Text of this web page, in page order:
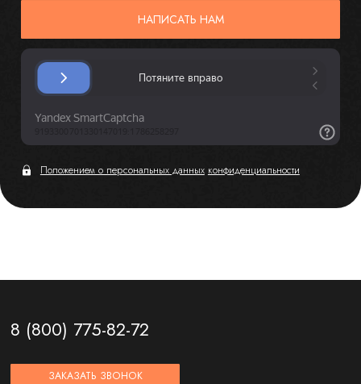
НАПИСАТЬ НАМ
Положением о персональных данных конфиденциальности
8 (800) 775-82-72
ЗАКАЗАТЬ ЗВОНОК